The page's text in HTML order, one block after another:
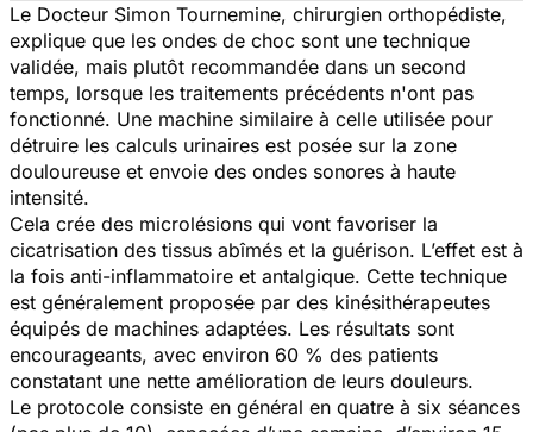
Le Docteur Simon Tournemine, chirurgien orthopédiste,
explique que les ondes de choc sont une technique
validée, mais plutôt recommandée dans un second
temps, lorsque les traitements précédents n'ont pas
fonctionné. Une machine similaire à celle utilisée pour
détruire les calculs urinaires est posée sur la zone
douloureuse et envoie des ondes sonores à haute
intensité.
Cela crée des microlésions qui vont favoriser la
cicatrisation des tissus abîmés et la guérison. L’effet est à
la fois anti-inflammatoire et antalgique. Cette technique
est généralement proposée par des kinésithérapeutes
équipés de machines adaptées. Les résultats sont
encourageants, avec environ 60 % des patients
constatant une nette amélioration de leurs douleurs.
Le protocole consiste en général en quatre à six séances